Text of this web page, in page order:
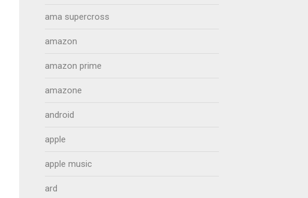
ama supercross
amazon
amazon prime
amazone
android
apple
apple music
ard